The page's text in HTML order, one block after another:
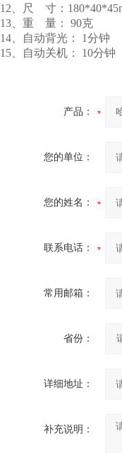
12、尺 寸：
13、重 量： 90克
14、自动背光： 1分钟
15、自动关机： 10分钟
产品：
您的单位：
您的姓名：
联系电话：
常用邮箱：
省份：
详细地址：
补充说明：